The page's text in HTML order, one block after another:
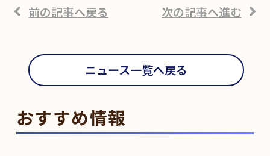
前の記事へ戻る 次の記事へ進む
ニュース一覧へ戻る
おすすめ情報